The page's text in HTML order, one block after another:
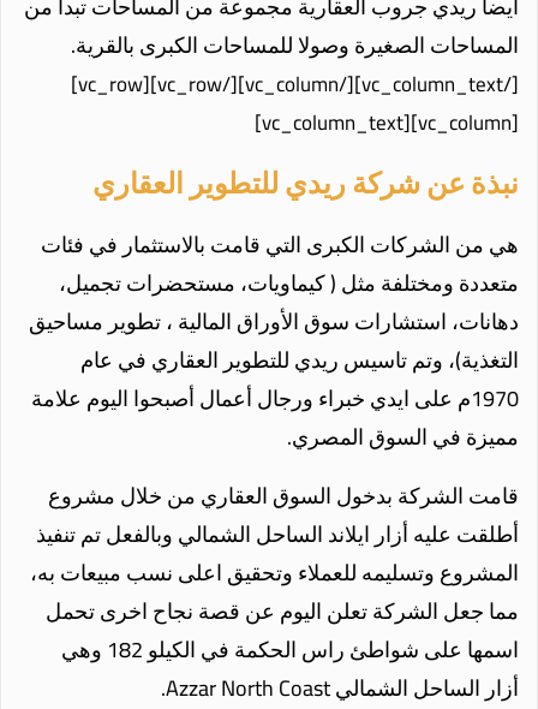
المساحات الصغيرة وصولا للمساحات الكبرى بالقرية.
[/vc_column_text][/vc_column][/vc_row][vc_row]
[vc_column][vc_column_text]
نبذة عن شركة ريدي للتطوير العقاري
هي من الشركات الكبرى التي قامت بالاستثمار في فئات
متعددة ومختلفة مثل ( كيماويات، مستحضرات تجميل،
دهانات، استشارات سوق الأوراق المالية ، تطوير مساحيق
التغذية)، وتم تاسيس ريدي للتطوير العقاري في عام
1970م على ايدي خبراء ورجال أعمال أصبحوا اليوم علامة
مميزة في السوق المصري.
قامت الشركة بدخول السوق العقاري من خلال مشروع
أطلقت عليه أزار ايلاند الساحل الشمالي وبالفعل تم تنفيذ
المشروع وتسليمه للعملاء وتحقيق اعلى نسب مبيعات به،
مما جعل الشركة تعلن اليوم عن قصة نجاح اخرى تحمل
اسمها على شواطئ راس الحكمة في الكيلو 182 وهي
أزار الساحل الشماليAzzar North Coast.